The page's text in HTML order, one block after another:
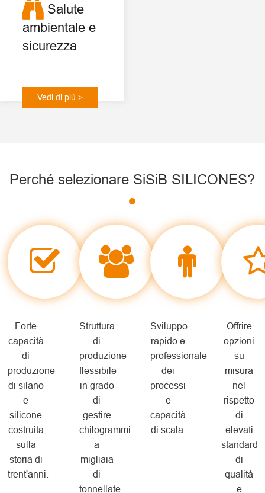
Salute
ambientale e
sicurezza
Vedi di più >
Perché selezionare SiSiB SILICONES?
Forte
capacità
di
produzione
di silano
e
silicone
costruita
sulla
storia di
trent'anni.
Struttura
di
produzione
flessibile
in grado
di
gestire
chilogrammi
a
migliaia
di
tonnellate
Sviluppo
rapido e
professionale
dei
processi
e
capacità
di scala.
Offrire
opzioni
su
misura
nel
rispetto
di
elevati
standard
di
qualità
e